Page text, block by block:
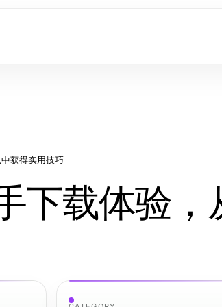
获得实用技巧
下载体验，